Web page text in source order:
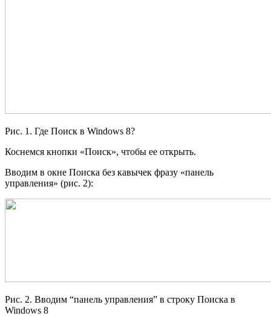
Рис. 1. Где Поиск в Windows 8?
Коснемся кнопки «Поиск», чтобы ее открыть.
Вводим в окне Поиска без кавычек фразу «панель
управления» (рис. 2):
Рис. 2. Вводим “панель управления” в строку Поиска в
Windows 8